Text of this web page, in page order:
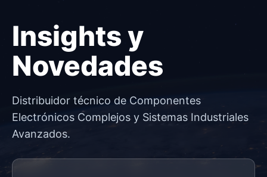
Insights y
Novedades
Distribuidor técnico de Componentes
Electrónicos Complejos y Sistemas Industriales
Avanzados.